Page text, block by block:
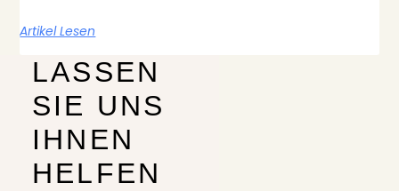
Artikel Lesen
LASSEN
SIE UNS
IHNEN
HELFEN